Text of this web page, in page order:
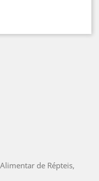
de Répteis,